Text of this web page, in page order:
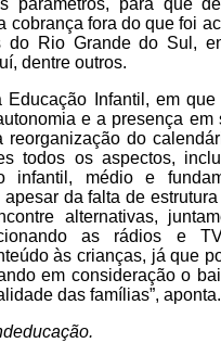
parâmetros, para que
cobrança fora do que foi
do Rio Grande do Sul,
dentre outros.
Educação Infantil, em
e a presença em
reorganização do
todos os aspectos,
infantil, médio e
apesar da falta de
alternativas,
as rádios e
às crianças, já que
em consideração o
das famílias”, aponta.